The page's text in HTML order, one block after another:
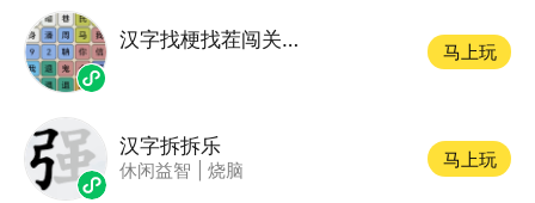
汉字找梗找茬闯关游戏
马上玩
汉字拆拆乐
休闲益智 烧脑
马上玩